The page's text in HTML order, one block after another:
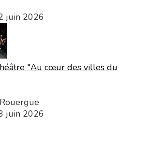
juin 2026
"Au cœur des villes du
juin 2026